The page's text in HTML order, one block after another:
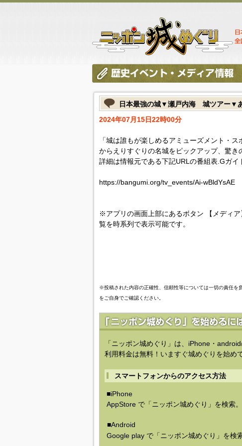
日本最強の城▼瀬戸内海 城ツアー▼
2024年07月15日22時00分
「城は誰もが楽しめるアミューズメント・
からえりすぐりの名城をピックアップ、驚き
詳細は情報元である下記URLの番組表.Gガイ
https://bangumi.org/tv_events/Ai-wBldYsAE
※アプリの画面上部にあるボタン 【メディ
覧を時系列で表示可能です。
※投稿された内容の正確性、信頼性等については一切の責任を
をご自身でご確認ください。
「ニッポン城めぐり」は、iPhone・android
利用料金は無料！いますぐ城めぐりを始め
スマートフォンからのアクセス方法
■iPhone
AppStore で「ニッポン城めぐり」を検索。
■Android
Google play で「ニッポン城めぐり」を検索